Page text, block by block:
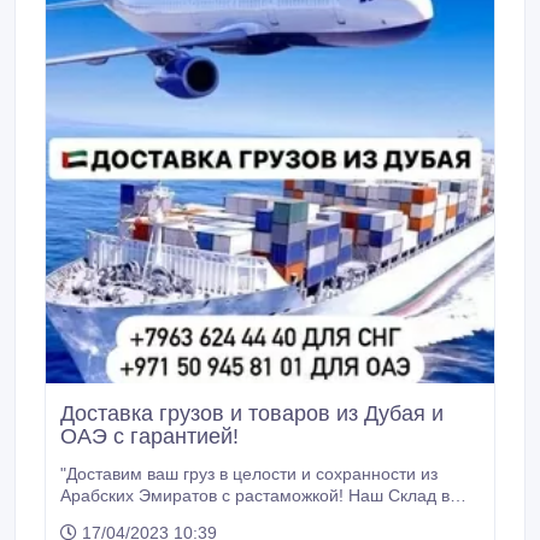
Доставка грузов и товаров из Дубая и
ОАЭ с гарантией!
"Доставим ваш груз в целости и сохранности из
Арабских Эмиратов с растаможкой! Наш Склад в
17/04/2023 10:39